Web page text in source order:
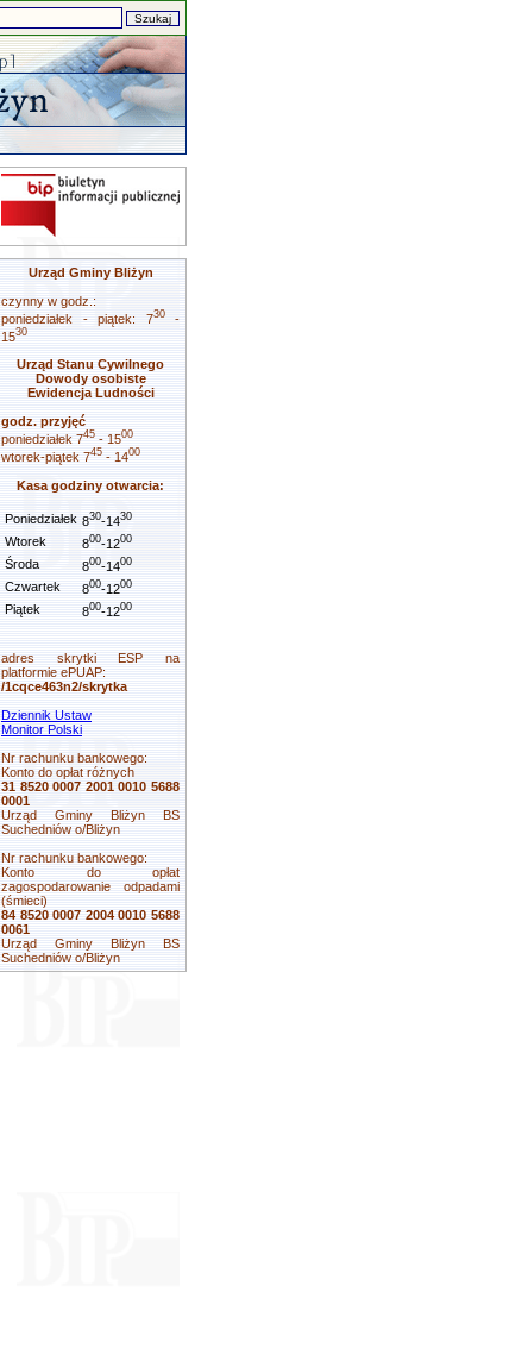
Urząd Gminy Bliżyn
czynny w godz.:
poniedziałek - piątek: 730-
1530
Urząd Stanu Cywilnego
Dowody osobiste
Ewidencja Ludności
godz. przyjęć
poniedziałek 745 - 1500
wtorek-piątek 745 - 1400
Kasa godziny otwarcia:
Poniedziałek 830-1430
Wtorek 800-1200
Środa 800-1400
Czwartek 800-1200
Piątek 800-1200
adres skrytki ESP na
platformie ePUAP:
/1cqce463n2/skrytka
Dziennik Ustaw
Monitor Polski
Nr rachunku bankowego:
Konto do opłat różnych
31 8520 0007 2001 0010 5688
0001
Urząd Gminy Bliżyn BS
Suchedniów o/Bliżyn
Nr rachunku bankowego:
Konto do opłat
zagospodarowanie odpadami
(śmieci)
84 8520 0007 2004 0010 5688
0061
Urząd Gminy Bliżyn BS
Suchedniów o/Bliżyn